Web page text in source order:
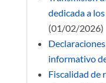
dedicada a
(01/02/2026)
informativo
Fiscalidad de